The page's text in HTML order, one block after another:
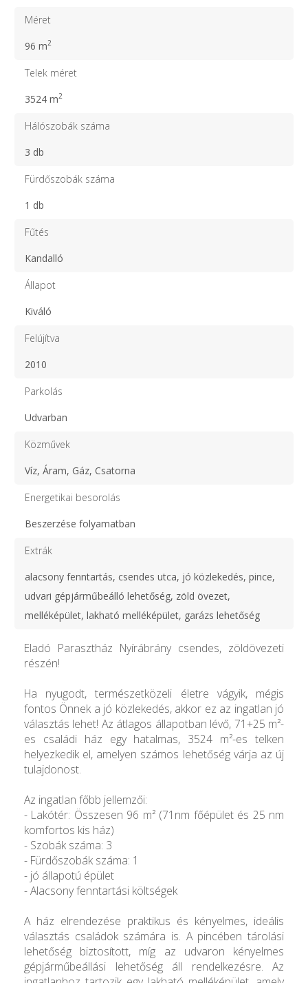
Méret
96 m2
Telek méret
3524 m2
Hálószobák száma
3 db
Fürdőszobák száma
1 db
Fűtés
Kandalló
Állapot
Kiváló
Felújítva
2010
Parkolás
Udvarban
Közművek
Víz, Áram, Gáz, Csatorna
Energetikai besorolás
Beszerzése folyamatban
Extrák
alacsony fenntartás, csendes utca, jó közlekedés, pince,
udvari gépjárműbeálló lehetőség, zöld övezet,
melléképület, lakható melléképület, garázs lehetőség
Eladó Parasztház Nyírábrány csendes, zöldövezeti
részén!
Ha nyugodt, természetközeli életre vágyik, mégis
fontos Önnek a jó közlekedés, akkor ez az ingatlan jó
választás lehet! Az átlagos állapotban lévő, 71+25 m²-
es családi ház egy hatalmas, 3524 m²-es telken
helyezkedik el, amelyen számos lehetőség várja az új
tulajdonost.
Az ingatlan főbb jellemzői:
- Lakótér: Összesen 96 m² (71nm főépület és 25 nm
komfortos kis ház)
- Szobák száma: 3
- Fürdőszobák száma: 1
- jó állapotú épület
- Alacsony fenntartási költségek
A ház elrendezése praktikus és kényelmes, ideális
választás családok számára is. A pincében tárolási
lehetőség biztosított, míg az udvaron kényelmes
gépjárműbeállási lehetőség áll rendelkezésre. Az